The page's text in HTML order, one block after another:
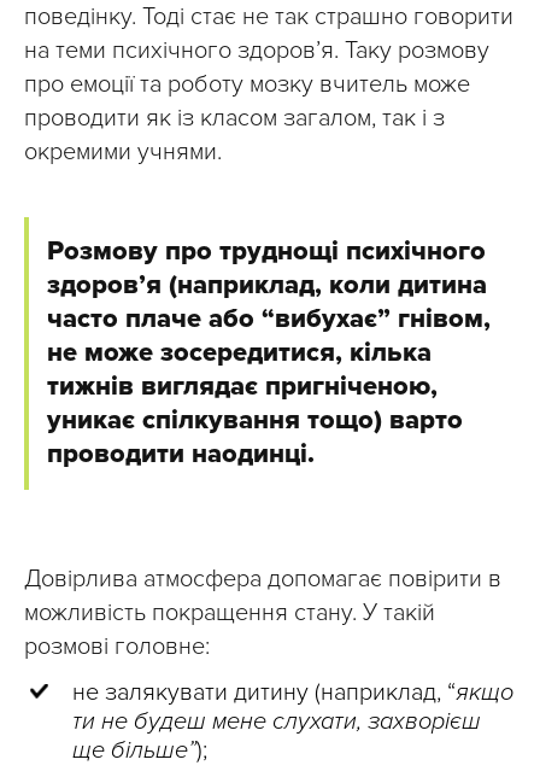
поведінку. Тоді стає не так страшно говорити
на теми психічного здоров’я. Таку розмову
про емоції та роботу мозку вчитель може
проводити як із класом загалом, так і з
окремими учнями.
Розмову про труднощі психічного
здоров’я (наприклад, коли дитина
часто плаче або “вибухає” гнівом,
не може зосередитися, кілька
тижнів виглядає пригніченою,
уникає спілкування тощо) варто
проводити наодинці.
Довірлива атмосфера допомагає повірити в
можливість покращення стану. У такій
розмові головне:
не залякувати дитину (наприклад, “якщо
ти не будеш мене слухати, захворієш
ще більше”);